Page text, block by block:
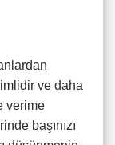
ve daha
verime
başınızı